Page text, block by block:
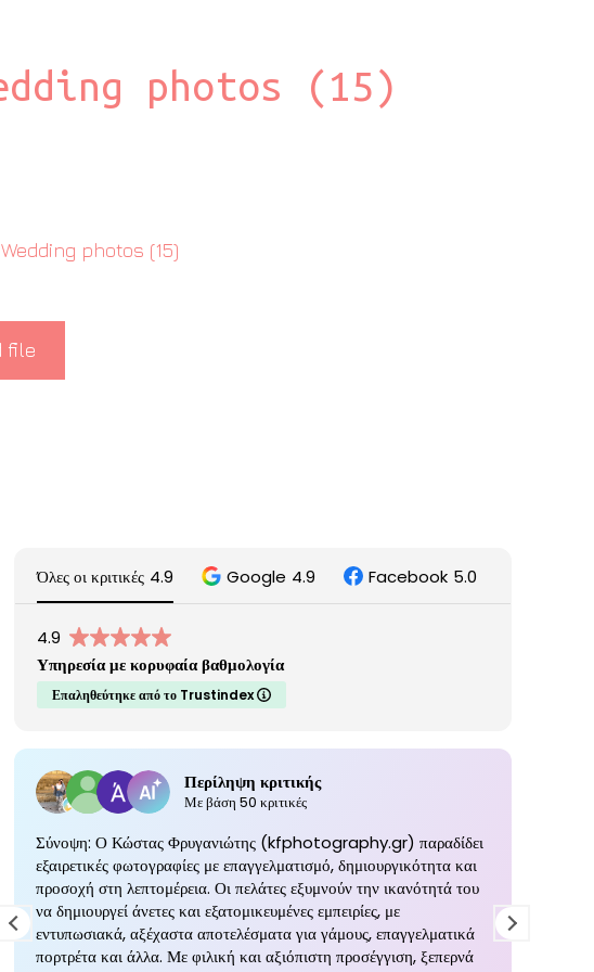
photos (15)
file
Όλες οι κριτικές 4.9 Google 4.9 Facebook 5.0
4.9
Υπηρεσία με κορυφαία βαθμολογία
Επαληθεύτηκε από το Trustindex
Περίληψη κριτικής
Με βάση 50 κριτικές
Σύνοψη: Ο Κώστας Φρυγανιώτης (kfphotography.gr) παραδίδει
εξαιρετικές φωτογραφίες με επαγγελματισμό, δημιουργικότητα και
προσοχή στη λεπτομέρεια. Οι πελάτες εξυμνούν την ικανότητά του
να δημιουργεί άνετες και εξατομικευμένες εμπειρίες, με
εντυπωσιακά, αξέχαστα αποτελέσματα για γάμους, επαγγελματικά
πορτρέτα και άλλα. Με φιλική και αξιόπιστη προσέγγιση, ξεπερνά